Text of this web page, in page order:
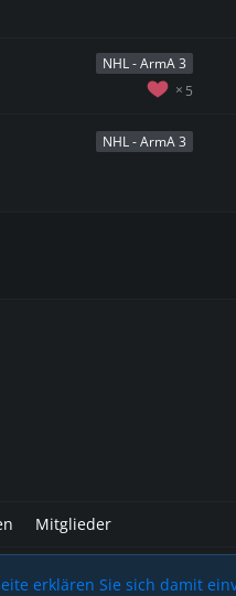
NHL - ArmA 3
5
NHL - ArmA 3
Mitglieder
erklären Sie sich damit